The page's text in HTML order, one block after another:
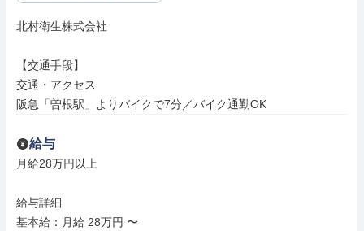
北村衛生株式会社
【交通手段】
交通・アクセス
阪急「曽根駅」よりバイクで7分／バイク通勤OK
給与
月給28万円以上
給与詳細
基本給：月給 28万円 〜